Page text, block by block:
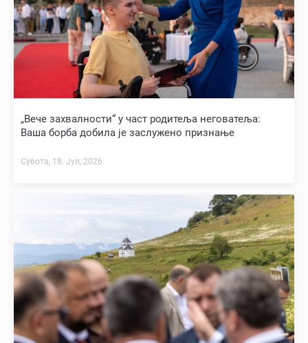
„Вече захвалности“ у част родитеља неговатеља:
Ваша борба добила је заслужено признање
Субота, 18. Јул, 2026